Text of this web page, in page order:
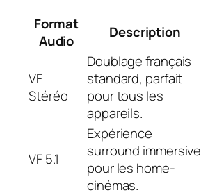
Format
Audio
Description
VF
Stéréo
Doublage français
standard, parfait
pour tous les
appareils.
VF 5.1
Expérience
surround immersive
pour les home-
cinémas.